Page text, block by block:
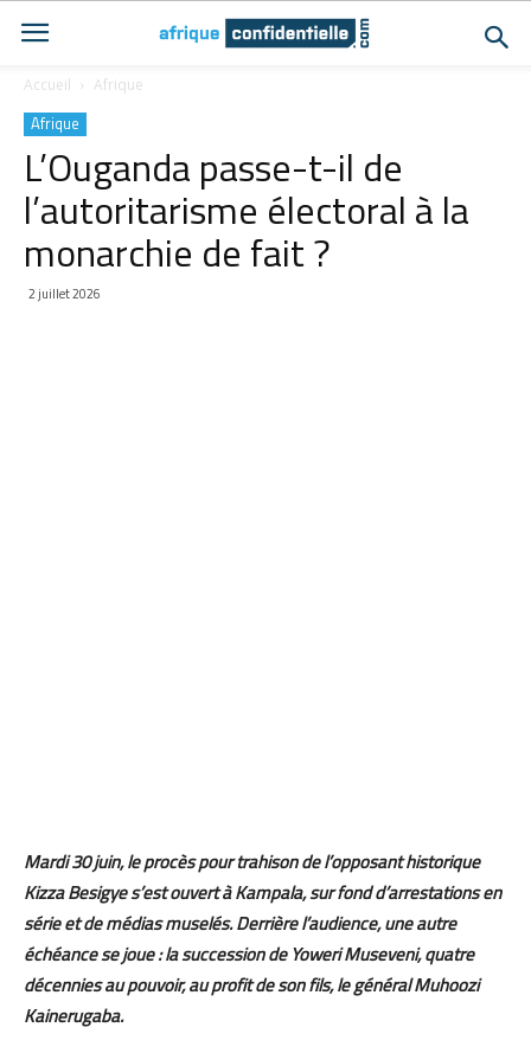
Accueil Afrique
Afrique
L’Ouganda passe-t-il de
l’autoritarisme électoral à la
monarchie de fait ?
2 juillet 2026
Mardi 30 juin, le procès pour trahison de l’opposant historique
Kizza Besigye s’est ouvert à Kampala, sur fond d’arrestations en
série et de médias muselés. Derrière l’audience, une autre
échéance se joue : la succession de Yoweri Museveni, quatre
décennies au pouvoir, au profit de son fils, le général Muhoozi
Kainerugaba.